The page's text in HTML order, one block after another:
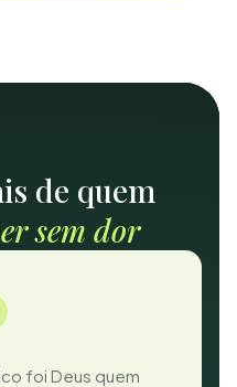
de quem
sem dor
foi Deus quem